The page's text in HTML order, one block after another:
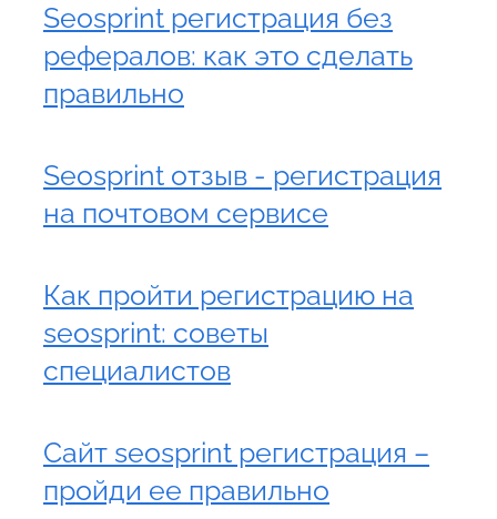
Seosprint регистрация без
рефералов: как это сделать
правильно
Seosprint отзыв - регистрация
на почтовом сервисе
Как пройти регистрацию на
seosprint: советы
специалистов
Сайт seosprint регистрация –
пройди ее правильно